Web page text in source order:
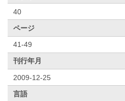
40
ページ
41-49
刊行年月
2009-12-25
言語